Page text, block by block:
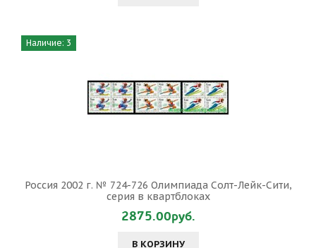
Наличие: 3
Россия 2002 г. № 724-726 Олимпиада Солт-Лейк-Сити,
серия в квартблоках
2875.00руб.
В КОРЗИНУ